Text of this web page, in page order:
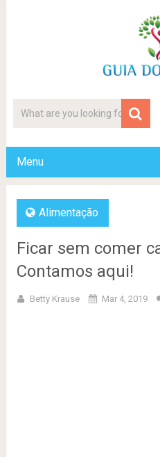
Menu
Alimentação
Ficar sem comer
Contamos aqui!
Betty Krause Mar 4, 2019